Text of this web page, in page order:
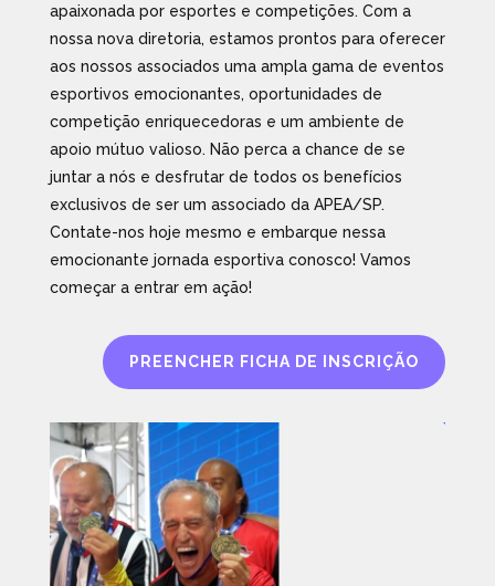
apaixonada por esportes e competições. Com a
nossa nova diretoria, estamos prontos para oferecer
aos nossos associados uma ampla gama de eventos
esportivos emocionantes, oportunidades de
competição enriquecedoras e um ambiente de
apoio mútuo valioso. Não perca a chance de se
juntar a nós e desfrutar de todos os benefícios
exclusivos de ser um associado da APEA/SP.
Contate-nos hoje mesmo e embarque nessa
emocionante jornada esportiva conosco! Vamos
começar a entrar em ação!
PREENCHER FICHA DE INSCRIÇÃO